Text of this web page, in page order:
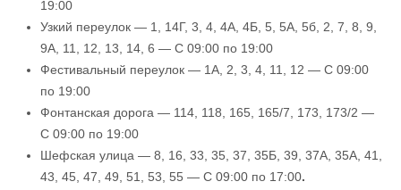
19:00
Узкий переулок — 1, 14Г, 3, 4, 4А, 4Б, 5, 5А, 5б, 2, 7, 8, 9,
9А, 11, 12, 13, 14, 6 — С 09:00 по 19:00
Фестивальный переулок — 1А, 2, 3, 4, 11, 12 — С 09:00
по 19:00
Фонтанская дорога — 114, 118, 165, 165/7, 173, 173/2 —
С 09:00 по 19:00
Шефская улица — 8, 16, 33, 35, 37, 35Б, 39, 37А, 35А, 41,
43, 45, 47, 49, 51, 53, 55 — С 09:00 по 17:00.